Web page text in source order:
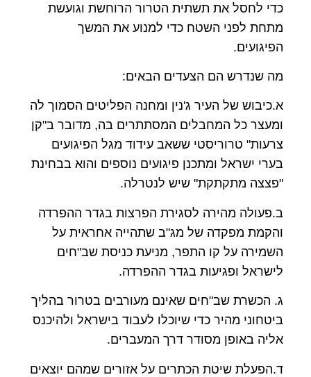
כדי לחסל את תשתית הטרור הרוחשת וגועשת
מתחת לפני השטח כדי למנוע את המשך
הפיגועים.
מה שנדרש הם הצעדים הבאים:
א.כיבוש של העיר ג'נין ומחנה הפליטים הסמוך לה
ומעצר כל המחבלים המסתתרים בה, מדובר ב"קן
צרעות" טרוריסטי ששאב עידוד מגל הפיגועים
בערי ישראל ומתכנן פיגועים נוספים והוא בבחינת
"פצצה מתקתקת" שיש לנטרלה.
ב.פעולה מהירה לסגירת הפרצות בגדר ההפרדה
והקמת מפקדה של מג"ב שתהייה אחראית על
השמירה על קו התפר, מניעת כניסת שב"חים
לישראל ופגיעות בגדר ההפרדה.
ג. הכשרת שב"חים שאינם מעורבים בטרור בהליך
ביטחוני מהיר כדי שיוכלו לעבוד בישראל ולהיכנס
אליה באופן מסודר דרך המעברים.
ד.הפעלת שיטת הכתרים על אזורים שמהם יוצאים